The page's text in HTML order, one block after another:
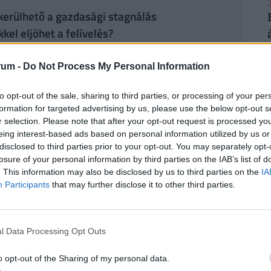
- Do Not Process My Personal Information
opt-out of the sale, sharing to third parties, or processing of your
for targeted advertising by us, please use the below opt-out
selection. Please note that after your opt-out request is processed
interest-based ads based on personal information utilized by us
to third parties prior to your opt-out. You may separately
of your personal information by third parties on the IAB’s list of
This information may also be disclosed by us to third parties on the
Participants that may further disclose it to other third parties.
Data Processing Opt Outs
opt-out of the Sharing of my personal data.
a gazdasági stagnálás
eljöhet a felívelés?
Magyarországon: erre készül a Tisza
az uniós források felszabadításával
a magyar hallgatók ismét részt vehessenek az
Péter Brüsszelből: jöhet a pénz, komoly
uniós források felszabadításáról tárgyalt